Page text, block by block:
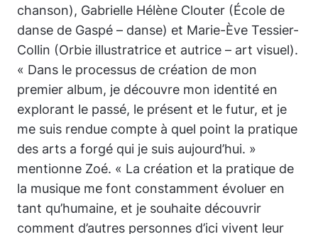
chanson), Gabrielle Hélène Clouter (École de
danse de Gaspé – danse) et Marie-Ève Tessier-
Collin (Orbie illustratrice et autrice – art visuel).
« Dans le processus de création de mon
premier album, je découvre mon identité en
explorant le passé, le présent et le futur, et je
me suis rendue compte à quel point la pratique
des arts a forgé qui je suis aujourd’hui. »
mentionne Zoé. « La création et la pratique de
la musique me font constamment évoluer en
tant qu’humaine, et je souhaite découvrir
comment d’autres personnes d’ici vivent leur